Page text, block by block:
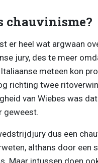
chauvinisme?
er heel wat argwaan
jury, des te meer
meteen kon
richting twee
van Wiebes was
geweest.
dus een
althans door een